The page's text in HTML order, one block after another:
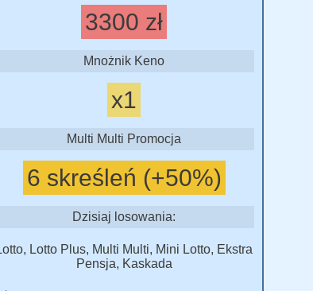
3300 zł
Mnożnik Keno
x1
Multi Multi Promocja
6 skreśleń (+50%)
Dzisiaj losowania:
Lotto Plus, Multi Multi, Mini Lotto, Ekstra
Pensja, Kaskada